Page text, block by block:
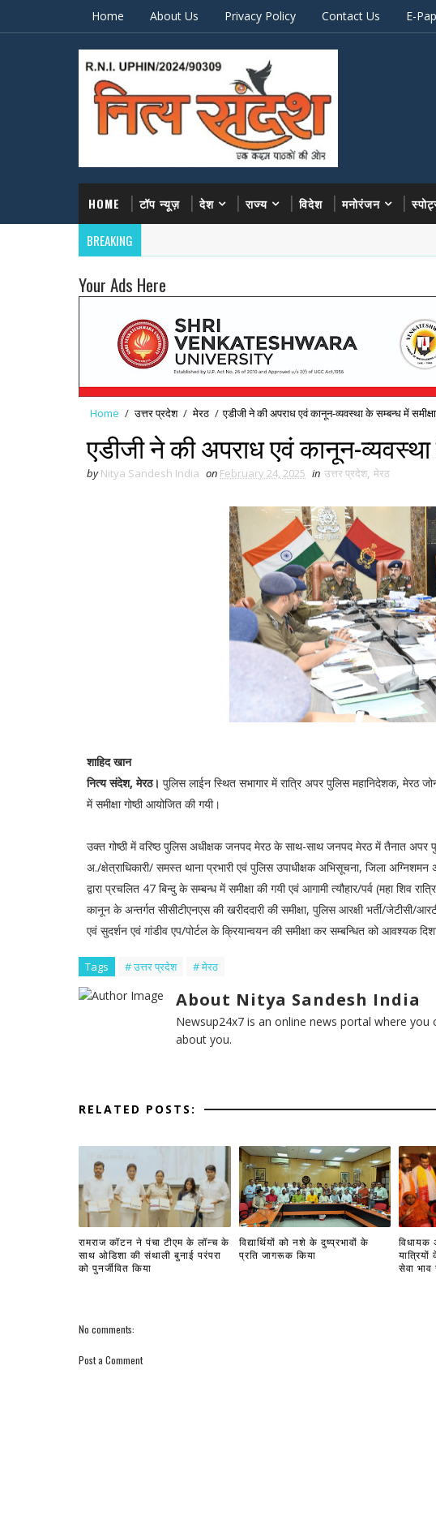
Home About Us Privacy Policy Contact Us E-
HOME टॉप न्यूज़ देश राज्य विदेश मनोरंजन
BREAKING
Your Ads Here
Home / उत्तर प्रदेश / मेरठ / एडीजी ने की अपराध एवं कानून-व्यवस्था के सम्बन्ध में समीक्षा
एडीजी ने की अपराध एवं कानून-व्यवस्था
by Nitya Sandesh India on February 24, 2025 in उत्तर प्रदेश, मेरठ
शाहिद खान
नित्य संदेश, मेरठ। पुलिस लाईन स्थित सभागार में रात्रि अपर पुलिस महानिदेशक, मेरठ
में समीक्षा गोष्ठी आयोजित की गयी।
उक्त गोष्ठी में वरिष्ठ पुलिस अधीक्षक जनपद मेरठ के साथ-साथ जनपद मेरठ में तैनात अपर
अ./क्षेत्राधिकारी/ समस्त थाना प्रभारी एवं पुलिस उपाधीक्षक अभिसूचना, जिला
द्वारा प्रचलित 47 बिन्दु के सम्बन्ध में समीक्षा की गयी एवं आगामी त्यौहार/पर्व (महा शिव
कानून के अन्तर्गत सीसीटीएनएस की खरीददारी की समीक्षा, पुलिस आरक्षी भर्ती/
एवं सुदर्शन एवं गांडीव एप/पोर्टल के क्रियान्वयन की समीक्षा कर सम्बन्धित को आवश्यक
Tags # उत्तर प्रदेश # मेरठ
About Nitya Sandesh India
Newsup24x7 is an online news portal where
about you.
RELATED POSTS:
रामराज कॉटन ने पंचा टीएम के लॉन्च के
साथ ओडिशा की संथाली बुनाई परंपरा
को पुनर्जीवित किया
विद्यार्थियों को नशे के दुष्प्रभावों के
प्रति जागरूक किया
विधायक
सेवा
No comments:
Post a Comment